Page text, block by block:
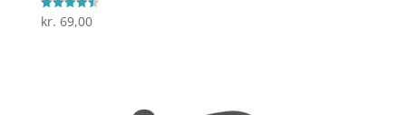
Vurderet
4.5
kr. 69,00